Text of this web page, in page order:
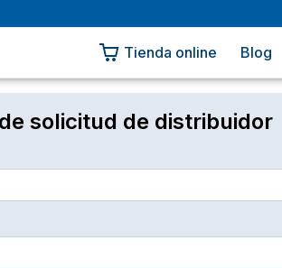
Tienda online Blog
solicitud de distribuidor